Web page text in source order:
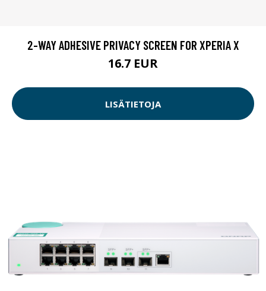
2-WAY ADHESIVE PRIVACY SCREEN FOR XPERIA X
16.7 EUR
LISÄTIETOJA